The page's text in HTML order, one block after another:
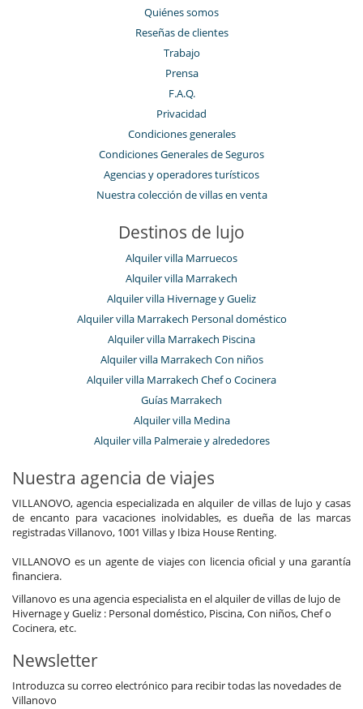
Quiénes somos
Reseñas de clientes
Trabajo
Prensa
F.A.Q.
Privacidad
Condiciones generales
Condiciones Generales de Seguros
Agencias y operadores turísticos
Nuestra colección de villas en venta
Destinos de lujo
Alquiler villa Marruecos
Alquiler villa Marrakech
Alquiler villa Hivernage y Gueliz
Alquiler villa Marrakech Personal doméstico
Alquiler villa Marrakech Piscina
Alquiler villa Marrakech Con niños
Alquiler villa Marrakech Chef o Cocinera
Guías Marrakech
Alquiler villa Medina
Alquiler villa Palmeraie y alrededores
Nuestra agencia de viajes
VILLANOVO, agencia especializada en alquiler de villas de lujo y casas
de encanto para vacaciones inolvidables, es dueña de las marcas
registradas Villanovo, 1001 Villas y Ibiza House Renting.
VILLANOVO es un agente de viajes con licencia oficial y una garantía
financiera.
Villanovo es una agencia especialista en el alquiler de villas de lujo de
Hivernage y Gueliz : Personal doméstico, Piscina, Con niños, Chef o
Cocinera, etc.
Newsletter
Introduzca su correo electrónico para recibir todas las novedades de
Villanovo